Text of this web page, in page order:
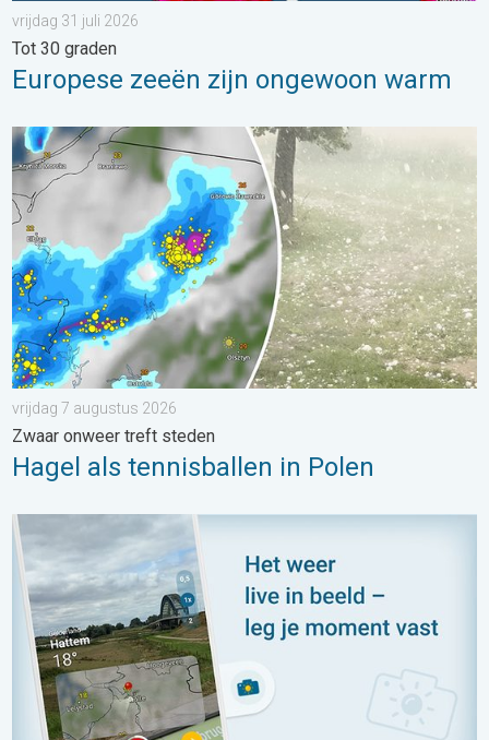
vrijdag 31 juli 2026
Tot 30 graden
Europese zeeën zijn ongewoon warm
Hagel als tennisballen in Polen. Zwaar onweer treft steden. . .
vrijdag 7 augustus 2026
Zwaar onweer treft steden
Hagel als tennisballen in Polen
Impressies maken, momenten delen. Deel wat je ziet!. . .